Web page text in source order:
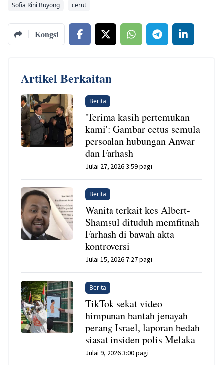
Sofia Rini Buyong
cerut
Kongsi
Artikel Berkaitan
Berita
'Terima kasih pertemukan
kami': Gambar cetus semula
persoalan hubungan Anwar
dan Farhash
Julai 27, 2026 3:59 pagi
Berita
Wanita terkait kes Albert-
Shamsul dituduh memfitnah
Farhash di bawah akta
kontroversi
Julai 15, 2026 7:27 pagi
Berita
TikTok sekat video
himpunan bantah jenayah
perang Israel, laporan bedah
siasat insiden polis Melaka
Julai 9, 2026 3:00 pagi